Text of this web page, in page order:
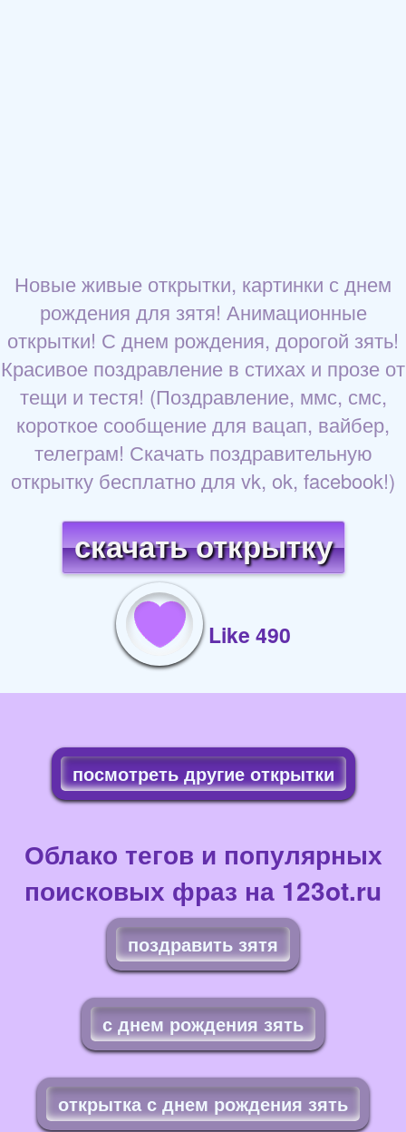
Новые живые открытки, картинки с днем
рождения для зятя! Анимационные
открытки! С днем рождения, дорогой зять!
Красивое поздравление в стихах и прозе от
тещи и тестя! (Поздравление, ммс, смс,
короткое сообщение для вацап, вайбер,
телеграм! Скачать поздравительную
открытку бесплатно для vk, ok, facebook!)
скачать открытку
Like 490
посмотреть другие открытки
Облако тегов и популярных
поисковых фраз на 123ot.ru
поздравить зятя
с днем рождения зять
открытка с днем рождения зять